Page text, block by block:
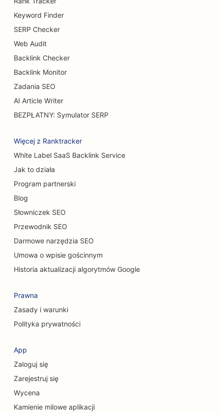
Pozycjonowanie usług powiększania piersi
SEO dla burger trucków
SEO dla chirurgów oparzeń
SEO dla kawiarni
SEO dla cukierni
SEO dla restauracji typu Casual Dining
SEO dla myjni samochodowych
SEO dla chiropraktyków
SEO dla kawiarni dla kotów
SEO dla sklepów odzieżowych
SEO dla chirurgów czaszkowo-twarzowych
SEO dla firm konsultingowych
SEO dla delikatesów
Keyword Finder
SERP Checker
Web Audit
Backlink Checker
Backlink Monitor
Zadania SEO
AI Article Writer
BEZPŁATNY: Symulator SERP
Więcej z Ranktracker
White Label SaaS Backlink Service
Jak to działa
Program partnerski
Blog
Słowniczek SEO
Przewodnik SEO
Darmowe narzędzia SEO
Umowa o wpisie gościnnym
Historia aktualizacji algorytmów Google
Prawna
Zasady i warunki
Polityka prywatności
App
Zaloguj się
Zarejestruj się
Wycena
Kamienie milowe aplikacji